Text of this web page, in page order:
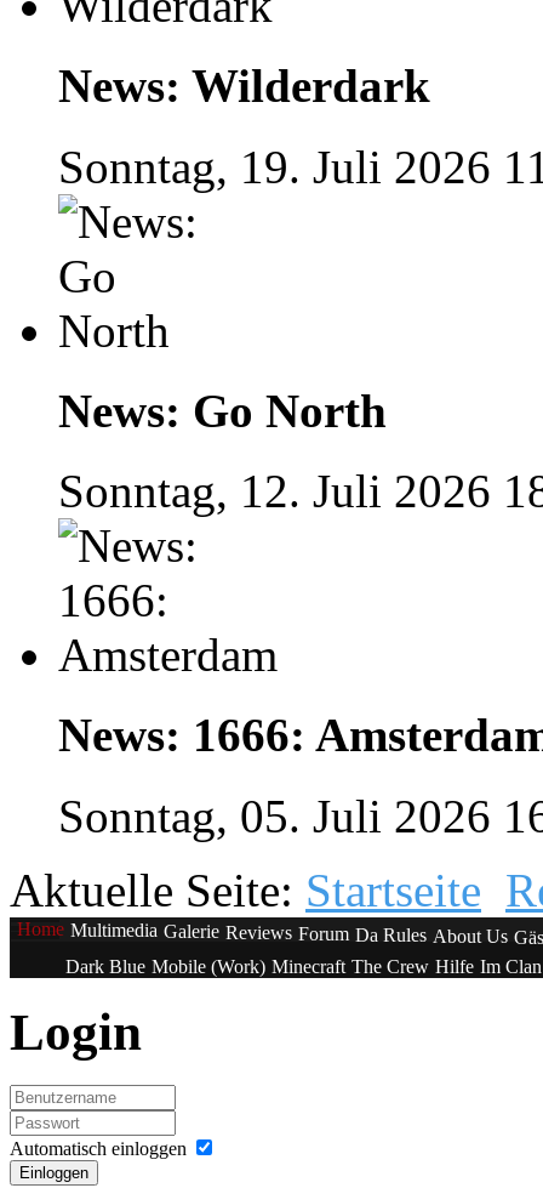
News: Wilderdark
Sonntag, 19. Juli 2026
News: Go North
Sonntag, 12. Juli 2026
News: 1666:
Sonntag, 05. Juli 2026
Aktuelle Seite: Startseite
Home Multimedia Galerie Reviews Forum Da Rules About Us
Dark Blue Mobile (Work) Minecraft The Crew Hilfe Im
Login
Automatisch einloggen
Einloggen